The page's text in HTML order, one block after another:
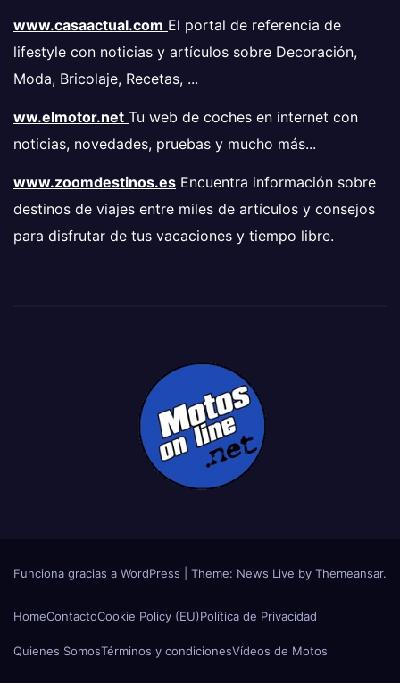
www.casaactual.com El portal de referencia de
lifestyle con noticias y artículos sobre Decoración,
Moda, Bricolaje, Recetas, ...
ww.elmotor.net Tu web de coches en internet con
noticias, novedades, pruebas y mucho más...
www.zoomdestinos.es Encuentra información sobre
destinos de viajes entre miles de artículos y consejos
para disfrutar de tus vacaciones y tiempo libre.
Funciona gracias a WordPress Theme: News Live by Themeansar.
HomeContactoCookie Policy (EU)Política de Privacidad
Quienes SomosTérminos y condicionesVídeos de Motos